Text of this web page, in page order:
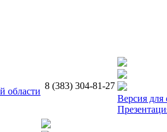
области
8 (383) 304-81-27
Версия для